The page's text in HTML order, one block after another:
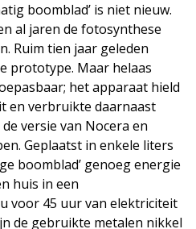
boomblad’ is niet nieuw.
al jaren de fotosynthese
Ruim tien jaar geleden
prototype. Maar helaas
het apparaat hield
en verbruikte daarnaast
versie van Nocera en
Geplaatst in enkele liters
boomblad’ genoeg energie
huis in een
voor 45 uur van elektriciteit
de gebruikte metalen nikkel